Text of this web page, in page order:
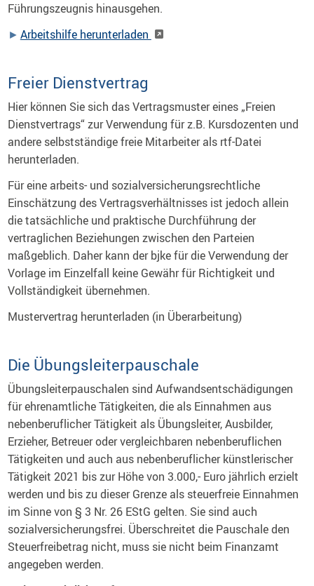
Führungszeugnis hinausgehen.
Arbeitshilfe herunterladen
Freier Dienstvertrag
Hier können Sie sich das Vertragsmuster eines „Freien
Dienstvertrags“ zur Verwendung für z.B. Kursdozenten und
andere selbstständige freie Mitarbeiter als rtf-Datei
herunterladen.
Für eine arbeits- und sozialversicherungsrechtliche
Einschätzung des Vertragsverhältnisses ist jedoch allein
die tatsächliche und praktische Durchführung der
vertraglichen Beziehungen zwischen den Parteien
maßgeblich. Daher kann der bjke für die Verwendung der
Vorlage im Einzelfall keine Gewähr für Richtigkeit und
Vollständigkeit übernehmen.
Mustervertrag herunterladen (in Überarbeitung)
Die Übungsleiterpauschale
Übungsleiterpauschalen sind Aufwandsentschädigungen
für ehrenamtliche Tätigkeiten, die als Einnahmen aus
nebenberuflicher Tätigkeit als Übungsleiter, Ausbilder,
Erzieher, Betreuer oder vergleichbaren nebenberuflichen
Tätigkeiten und auch aus nebenberuflicher künstlerischer
Tätigkeit 2021 bis zur Höhe von 3.000,- Euro jährlich erzielt
werden und bis zu dieser Grenze als steuerfreie Einnahmen
im Sinne von § 3 Nr. 26 EStG gelten. Sie sind auch
sozialversicherungsfrei. Überschreitet die Pauschale den
Steuerfreibetrag nicht, muss sie nicht beim Finanzamt
angegeben werden.